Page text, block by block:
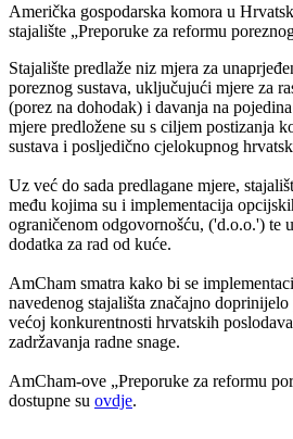
Američka gospodarska komora u
stajalište „Preporuke za reformu
Stajalište predlaže niz mjera za
poreznog sustava, uključujući mjere za
(porez na dohodak) i davanja na
mjere predložene su s ciljem postizanja
sustava i posljedično cjelokupnog
Uz već do sada predlagane mjere,
među kojima su i implementacija
ograničenom odgovornošću, ('d.o.o.') te
dodatka za rad od kuće.
AmCham smatra kako bi se
navedenog stajališta značajno
većoj konkurentnosti hrvatskih
zadržavanja radne snage.
AmCham-ove „Preporuke za reformu
dostupne su ovdje.